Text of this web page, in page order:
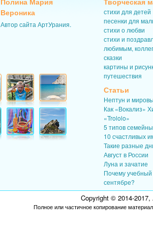
Вероника
Автор сайта АртУрания.
стихи для детей
песенки для
стихи о любви
стихи и
любимым,
сказки
картины и
путешествия
Статьи
Нептун и
Как «Вокализ»
«Trololo»
5 типов
10 счастливых
Такие разные
Август в России
Луна и зачатие
Почему учебный
сентябре?
Copyright © 2014-
Полное или частичное копирование